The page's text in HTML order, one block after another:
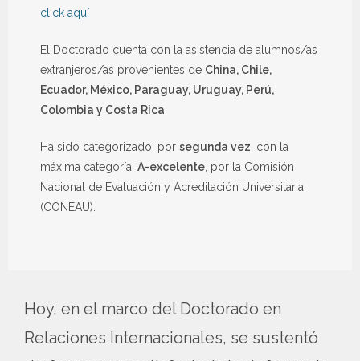
click aquí
El Doctorado cuenta con la asistencia de alumnos/as
extranjeros/as provenientes de China, Chile,
Ecuador, México, Paraguay, Uruguay, Perú,
Colombia y Costa Rica
Ha sido categorizado, por segunda vez , con la
máxima categoría, A-excelente , por la Comisión
Nacional de Evaluación y Acreditación Universitaria
(CONEAU).
Hoy, en el marco del Doctorado en
Relaciones Internacionales, se sustentó